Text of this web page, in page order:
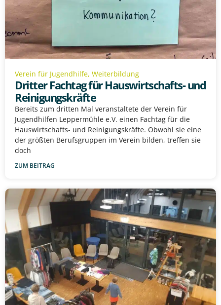
Verein für Jugendhilfe, Weiterbildung
Dritter Fachtag für Hauswirtschafts- und
Reinigungskräfte
Bereits zum dritten Mal veranstaltete der Verein für
Jugendhilfen Leppermühle e.V. einen Fachtag für die
Hauswirtschafts- und Reinigungskräfte. Obwohl sie eine
der größten Berufsgruppen im Verein bilden, treffen sie
doch
ZUM BEITRAG